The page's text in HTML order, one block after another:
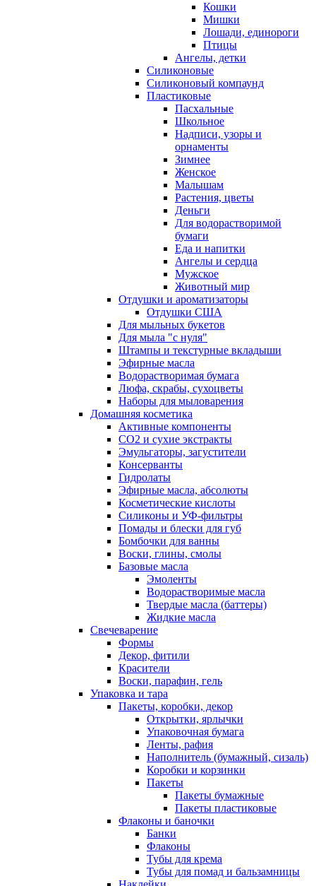
Кошки
Мишки
Лошади, единороги
Птицы
Ангелы, детки
Силиконовые
Силиконовый компаунд
Пластиковые
Пасхальные
Школьное
Надписи, узоры и
орнаменты
Зимнее
Женское
Малышам
Растения, цветы
Деньги
Для водорастворимой
бумаги
Еда и напитки
Ангелы и сердца
Мужское
Животный мир
Отдушки и ароматизаторы
Отдушки США
Для мыльных букетов
Для мыла "с нуля"
Штампы и текстурные вкладыши
Эфирные масла
Водорастворимая бумага
Люфа, скрабы, сухоцветы
Наборы для мыловарения
Домашняя косметика
Активные компоненты
СО2 и сухие экстракты
Эмульгаторы, загустители
Консерванты
Гидролаты
Эфирные масла, абсолюты
Косметические кислоты
Силиконы и УФ-фильтры
Помады и блески для губ
Бомбочки для ванны
Воски, глины, смолы
Базовые масла
Эмоленты
Водорастворимые масла
Твердые масла (баттеры)
Жидкие масла
Свечеварение
Формы
Декор, фитили
Красители
Воски, парафин, гель
Упаковка и тара
Пакеты, коробки, декор
Открытки, ярлычки
Упаковочная бумага
Ленты, рафия
Наполнитель (бумажный, сизаль)
Коробки и корзинки
Пакеты
Пакеты бумажные
Пакеты пластиковые
Флаконы и баночки
Банки
Флаконы
Тубы для крема
Тубы для помад и бальзамницы